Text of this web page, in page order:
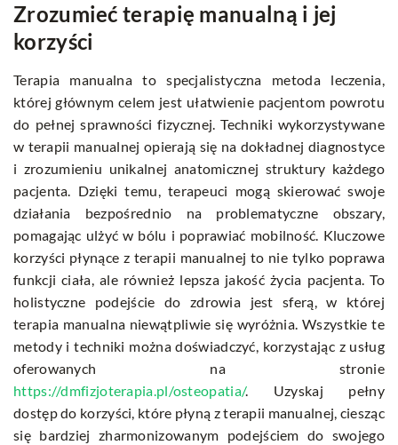
Zrozumieć terapię manualną i jej
korzyści
Terapia manualna to specjalistyczna metoda leczenia,
której głównym celem jest ułatwienie pacjentom powrotu
do pełnej sprawności fizycznej. Techniki wykorzystywane
w terapii manualnej opierają się na dokładnej diagnostyce
i zrozumieniu unikalnej anatomicznej struktury każdego
pacjenta. Dzięki temu, terapeuci mogą skierować swoje
działania bezpośrednio na problematyczne obszary,
pomagając ulżyć w bólu i poprawiać mobilność. Kluczowe
korzyści płynące z terapii manualnej to nie tylko poprawa
funkcji ciała, ale również lepsza jakość życia pacjenta. To
holistyczne podejście do zdrowia jest sferą, w której
terapia manualna niewątpliwie się wyróżnia. Wszystkie te
metody i techniki można doświadczyć, korzystając z usług
oferowanych na stronie
https://dmfizjoterapia.pl/osteopatia/. Uzyskaj pełny
dostęp do korzyści, które płyną z terapii manualnej, ciesząc
się bardziej zharmonizowanym podejściem do swojego